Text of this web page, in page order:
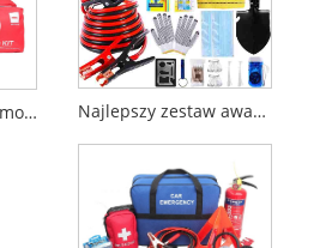
Zestaw awaryjny samochodowy CE/MDR DIN 13164T Najlepszy zestaw awaryjny do samochodu w Europie 2026